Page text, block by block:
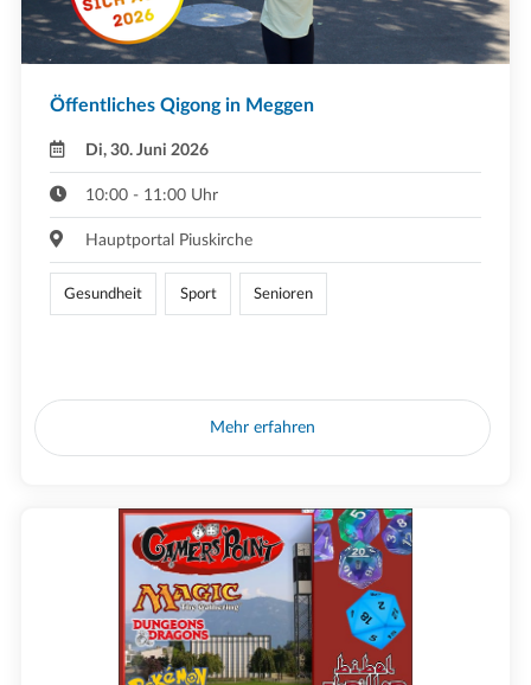
Öffentliches Qigong in Meggen
Di, 30. Juni 2026
10:00 - 11:00 Uhr
Hauptportal Piuskirche
Gesundheit Sport Senioren
Mehr erfahren